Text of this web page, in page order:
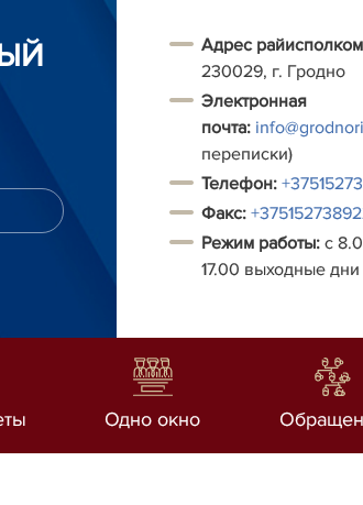
Адрес
230029, г. Гродно
Электронная
почта:
переписки)
Телефон:
Факс:
Режим работы: с
17.00 выходные
Одно окно